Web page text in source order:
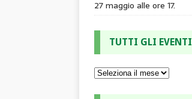
27 maggio alle ore 17.
TUTTI GLI EVENTI